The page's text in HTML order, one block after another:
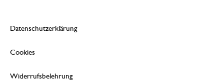
Datenschutzerklärung
Cookies
Widerrufsbelehrung